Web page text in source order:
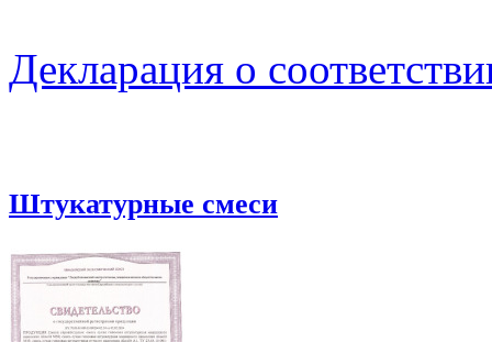
Декларация о
Штукатурные смеси